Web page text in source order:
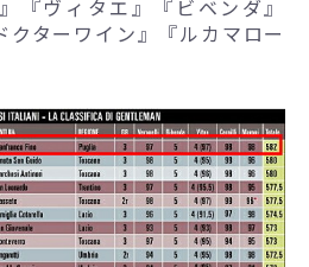
『ヴィタエ』『ビベンダ』
クターワイン』『ルカマロー